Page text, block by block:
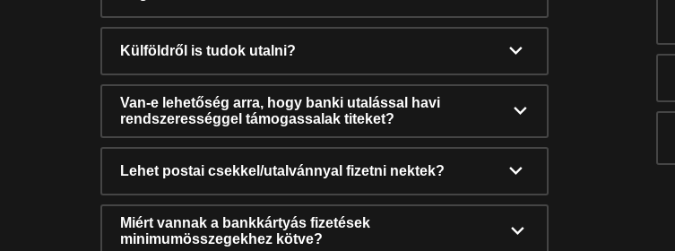
Külföldről is tudok utalni?
Van-e lehetőség arra, hogy banki utalással havi
rendszerességgel támogassalak titeket?
Lehet postai csekkel/utalvánnyal fizetni nektek?
Miért vannak a bankkártyás fizetések
minimumösszegekhez kötve?